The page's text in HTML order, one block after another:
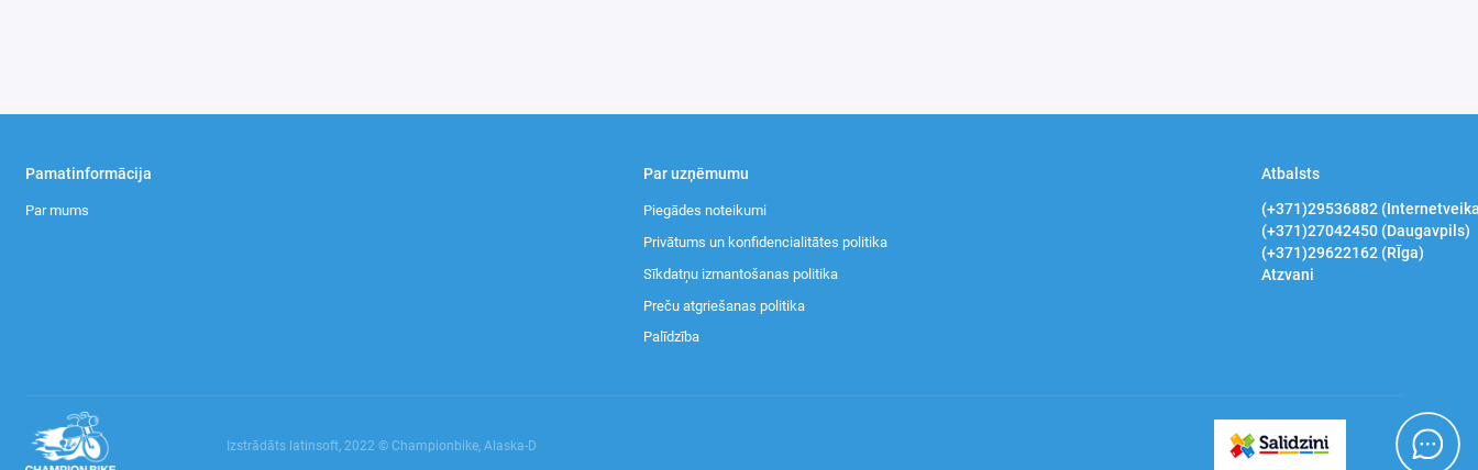
Pamatinformācija
Par mums
Par uzņēmumu
Piegādes noteikumi
Privātums un konfidencialitātes politika
Sīkdatņu izmantošanas politika
Preču atgriešanas politika
Palīdzība
Atbalsts
(+371)29536882
(+371)27042450 (Daugavpils)
(+371)29622162 (RĪga)
Atzvani
Izstrādāts latinsoft, 2022 © Championbike, Alaska-D